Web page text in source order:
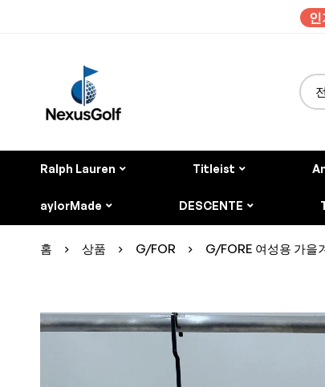
인
Ralph Lauren Titleist
aylorMade DESCENTE
홈 상품 G/FOR G/FORE 여성용 가을